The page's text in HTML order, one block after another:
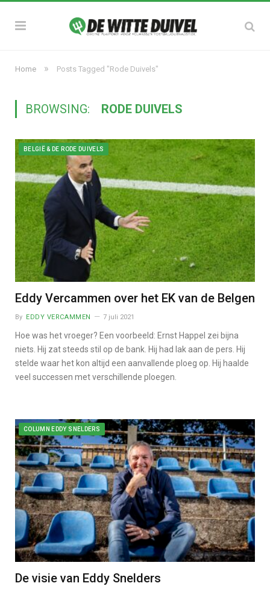
Home » Posts Tagged "Rode Duivels"
BROWSING: RODE DUIVELS
BELGIË & DE RODE DUIVELS
Eddy Vercammen over het EK van de Belgen
By EDDY VERCAMMEN 7 juli 2021
Hoe was het vroeger? Een voorbeeld: Ernst Happel zei bijna
niets. Hij zat steeds stil op de bank. Hij had lak aan de pers. Hij
stelde waar het kon altijd een aanvallende ploeg op. Hij haalde
veel successen met verschillende ploegen.
COLUMN EDDY SNELDERS
De visie van Eddy Snelders